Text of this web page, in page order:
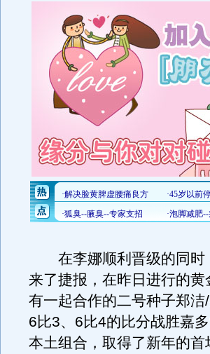
在李娜顺利晋级的同时
来了捷报，在昨日进行的
有一起合作的二号种子郑
6比3、6比4的比分战胜嘉
本土组合，取得了新年的首